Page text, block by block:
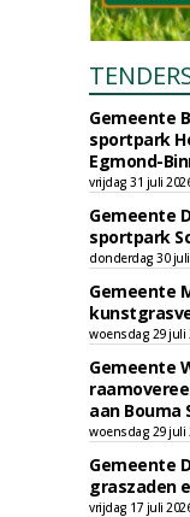
Gemeente
sportpark
Egmond-
vrijdag 31 juli
Gemeente
sportpark
donderdag 30
Gemeente
woensdag 29 juli
Gemeente
aan Bouma
woensdag 29 juli
Gemeente
graszaden
vrijdag 17 juli